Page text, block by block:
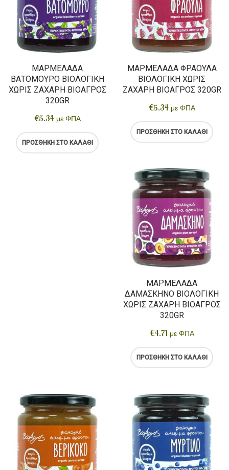
ΜΑΡΜΕΛΆΔΑ
ΒΑΤΌΜΟΥΡΟ ΒΙΟΛΟΓΙΚΉ
ΧΩΡΊΣ ΖΆΧΑΡΗ ΒΙΟΑΓΡΌΣ
320GR
€5.34 με ΦΠΑ
ΠΡΟΣΘΉΚΗ ΣΤΟ ΚΑΛΆΘΙ
ΜΑΡΜΕΛΆΔΑ ΦΡΆΟΥΛΑ
ΒΙΟΛΟΓΙΚΉ ΧΩΡΊΣ
ΖΆΧΑΡΗ ΒΙΟΑΓΡΌΣ 320GR
€5.34 με ΦΠΑ
ΠΡΟΣΘΉΚΗ ΣΤΟ ΚΑΛΆΘΙ
ΜΑΡΜΕΛΆΔΑ
ΔΑΜΆΣΚΗΝΟ ΒΙΟΛΟΓΙΚΉ
ΧΩΡΊΣ ΖΆΧΑΡΗ ΒΙΟΑΓΡΌΣ
320GR
€4.71 με ΦΠΑ
ΠΡΟΣΘΉΚΗ ΣΤΟ ΚΑΛΆΘΙ